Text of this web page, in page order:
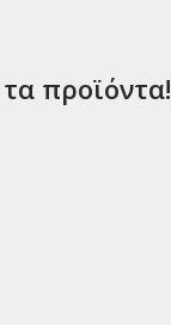
προϊόντα!